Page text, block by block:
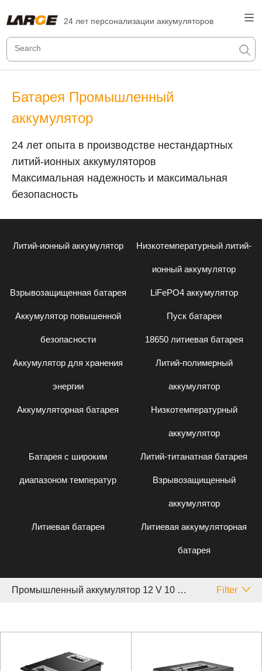
24 лет персонализации аккумуляторов
Батарея Промышленный
аккумулятор
24 лет опыта в производстве нестандартных
литий-ионных аккумуляторов
Максимальная надежность и максимальная
безопасность
Литий-ионный аккумулятор Низкотемпературный литий-
ионный аккумулятор
Взрывозащищенная батарея LiFePO4 аккумулятор
Аккумулятор повышенной
безопасности
Пуск батареи
18650 литиевая батарея
Аккумулятор для хранения
энергии
Литий-полимерный
аккумулятор
Аккумуляторная батарея Низкотемпературный
аккумулятор
Батарея с широким
диапазоном температур
Литий-титанатная батарея
Взрывозащищенный
аккумулятор
Литиевая батарея Литиевая аккумуляторная
батарея
Промышленный аккумулятор 12 V 10 ~ 20 Аh Filter